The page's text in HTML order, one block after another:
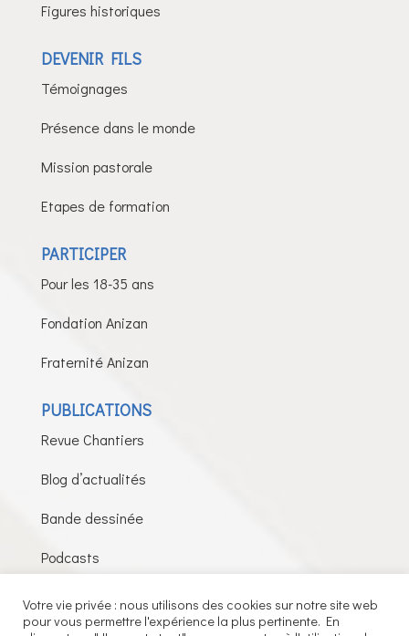
Figures historiques
DEVENIR FILS
Témoignages
Présence dans le monde
Mission pastorale
Etapes de formation
PARTICIPER
Pour les 18-35 ans
Fondation Anizan
Fraternité Anizan
PUBLICATIONS
Revue Chantiers
Blog d’actualités
Bande dessinée
Podcasts
Votre vie privée : nous utilisons des cookies sur notre site web
pour vous permettre l'expérience la plus pertinente. En